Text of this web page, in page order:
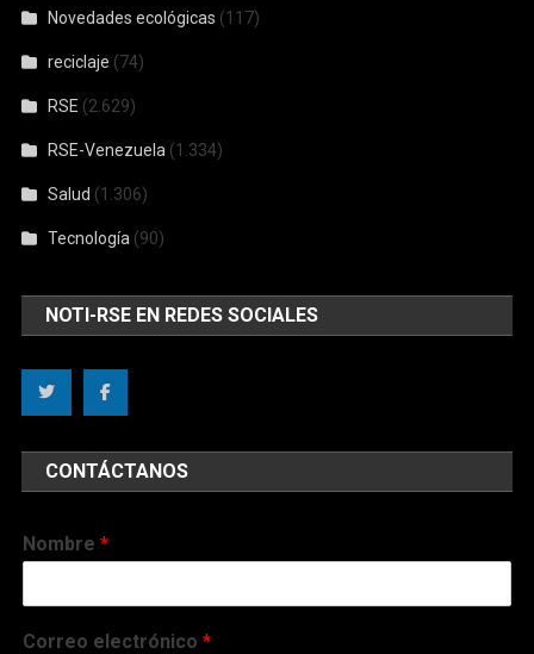
Novedades ecológicas (117)
reciclaje (74)
RSE (2.629)
RSE-Venezuela (1.334)
Salud (1.306)
Tecnología (90)
NOTI-RSE EN REDES SOCIALES
CONTÁCTANOS
Nombre*
Correo electrónico*